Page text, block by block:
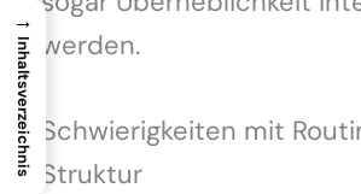
werden.
Schwierigkeiten mit
Struktur
→
Inhaltsverzeichnis